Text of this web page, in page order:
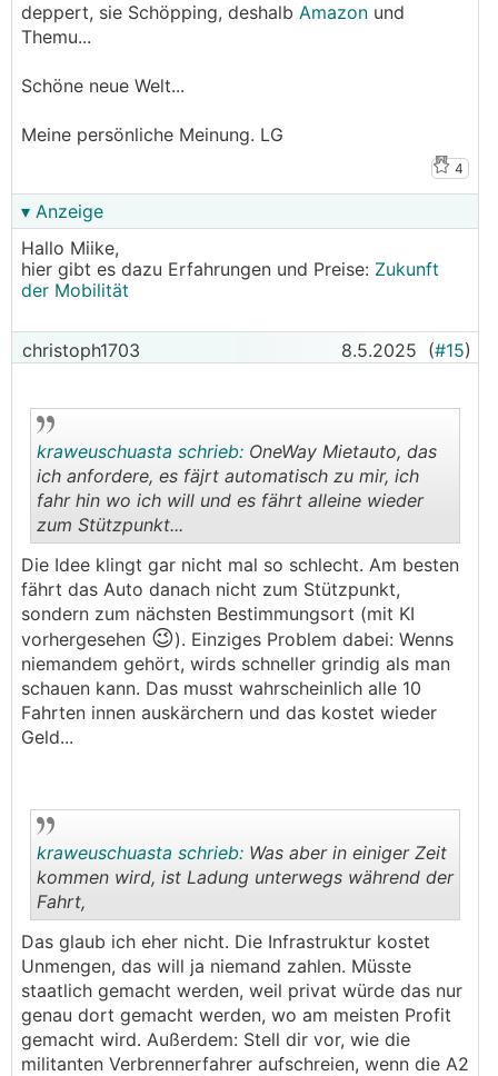
deppert, sie Schöpping, deshalb Amazon und
Themu...
Schöne neue Welt...
Meine persönliche Meinung. LG
4
▾ Anzeige
Hallo Miike,
hier gibt es dazu Erfahrungen und Preise: Zukunft
der Mobilität
christoph1703 8.5.2025 (#15)
..
kraweuschuasta schrieb: OneWay Mietauto, das
ich anfordere, es fäjrt automatisch zu mir, ich
fahr hin wo ich will und es fährt alleine wieder
zum Stützpunkt...
Die Idee klingt gar nicht mal so schlecht. Am besten
fährt das Auto danach nicht zum Stützpunkt,
sondern zum nächsten Bestimmungsort (mit KI
vorhergesehen 😉). Einziges Problem dabei: Wenns
niemandem gehört, wirds schneller grindig als man
schauen kann. Das musst wahrscheinlich alle 10
Fahrten innen auskärchern und das kostet wieder
Geld...
..
kraweuschuasta schrieb: Was aber in einiger Zeit
kommen wird, ist Ladung unterwegs während der
Fahrt,
Das glaub ich eher nicht. Die Infrastruktur kostet
Unmengen, das will ja niemand zahlen. Müsste
staatlich gemacht werden, weil privat würde das nur
genau dort gemacht werden, wo am meisten Profit
gemacht wird. Außerdem: Stell dir vor, wie die
militanten Verbrennerfahrer aufschreien, wenn die A2